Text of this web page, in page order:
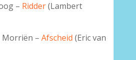
– Ridder(Lambert
Morriën – Afscheid (Eric van